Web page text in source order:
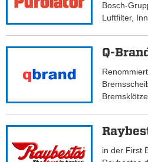
Bosch-
Luftfilter,
Q-
in der First